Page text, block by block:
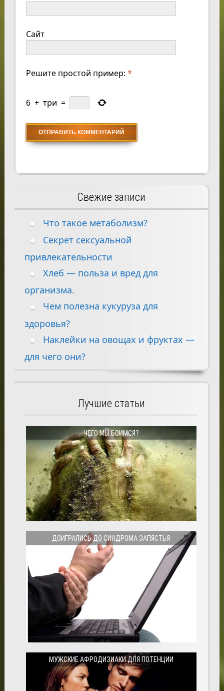
Сайт
Решите простой пример: *
6 + три =
Свежие записи
Что такое метаболизм?
Секрет сексуальной
привлекательности
Хлеб — польза и вред для
организма.
Чем полезна кукуруза для
здоровья?
Наклейки на овощах и фруктах —
для чего они?
Лучшие статьи
ЧЕГО МЫ БОИМСЯ?
ДОИГРАЛИСЬ ДО СИНДРОМА ЗАПЯСТЬЯ
МУЖСКИЕ АФРОДИЗИАКИ ДЛЯ ПОТЕНЦИИ